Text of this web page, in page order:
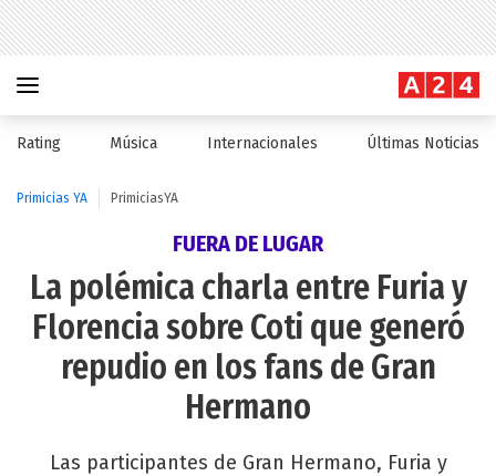
Rating Música Internacionales Últimas Noticias
Primicias YA PrimiciasYA
FUERA DE LUGAR
La polémica charla entre Furia y
Florencia sobre Coti que generó
repudio en los fans de Gran
Hermano
Las participantes de Gran Hermano, Furia y